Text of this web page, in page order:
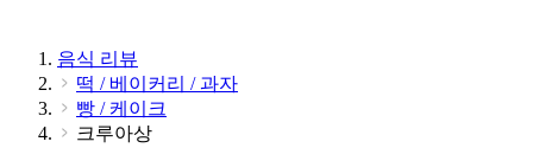
음식 리뷰
떡 / 베이커리 / 과자
빵 / 케이크
크루아상